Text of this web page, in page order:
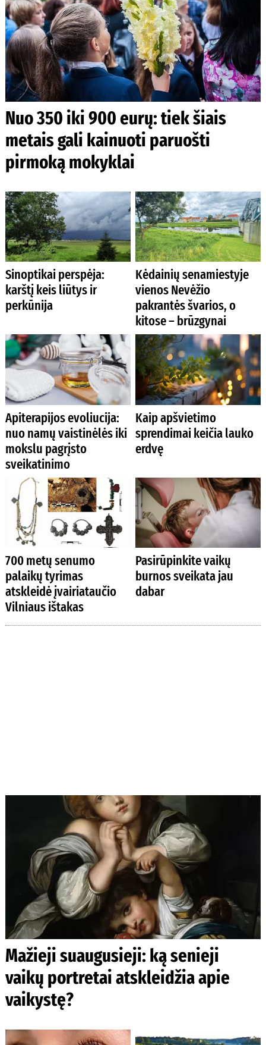
Nuo 350 iki 900 eurų: tiek šiais
metais gali kainuoti paruošti
pirmoką mokyklai
Sinoptikai perspėja:
karštį keis liūtys ir
perkūnija
Kėdainių senamiestyje
vienos Nevėžio
pakrantės švarios, o
kitose – brūzgynai
Apiterapijos evoliucija:
nuo namų vaistinėlės iki
mokslu pagrįsto
sveikatinimo
Kaip apšvietimo
sprendimai keičia lauko
erdvę
700 metų senumo
palaikų tyrimas
atskleidė įvairiataučio
Vilniaus ištakas
Pasirūpinkite vaikų
burnos sveikata jau
dabar
Mažieji suaugusieji: ką senieji
vaikų portretai atskleidžia apie
vaikystę?